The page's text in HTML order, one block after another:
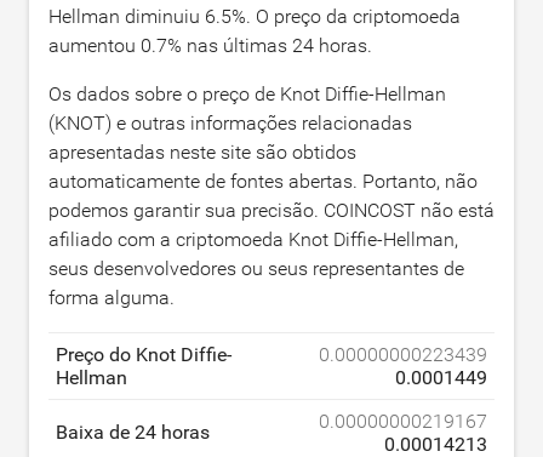
Hellman diminuiu 6.5%. O preço da criptomoeda
aumentou 0.7% nas últimas 24 horas.
Os dados sobre o preço de Knot Diffie-Hellman
(KNOT) e outras informações relacionadas
apresentadas neste site são obtidos
automaticamente de fontes abertas. Portanto, não
podemos garantir sua precisão. COINCOST não está
afiliado com a criptomoeda Knot Diffie-Hellman,
seus desenvolvedores ou seus representantes de
forma alguma.
Preço do Knot Diffie-
Hellman
0.00000000223439
0.0001449
Baixa de 24 horas
0.00000000219167
0.00014213